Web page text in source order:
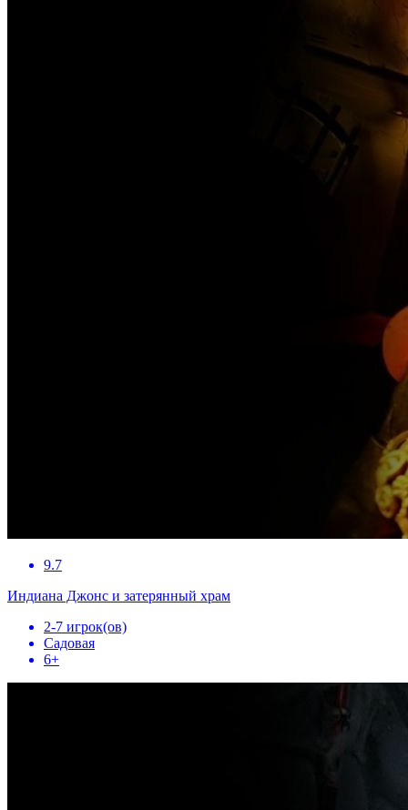
9.7
Индиана Джонс и затерянный храм
2-7 игрок(ов)
Садовая
6+